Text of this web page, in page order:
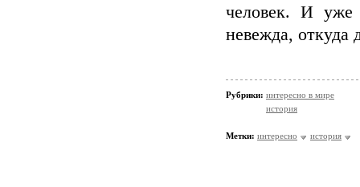
человек. И уже
невежда, откуда
Рубрики: интересно в мире
история
Метки: интересно история